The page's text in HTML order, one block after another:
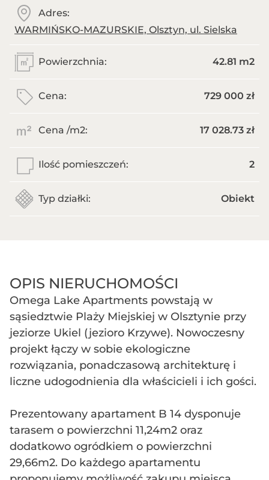
Adres:
WARMIŃSKO-MAZURSKIE, Olsztyn, ul. Sielska
Powierzchnia: 42.81 m2
Cena: 729 000 zł
Cena /m2: 17 028.73 zł
Ilość pomieszczeń: 2
Typ działki: Obiekt
OPIS NIERUCHOMOŚCI
Omega Lake Apartments powstają w
sąsiedztwie Plaży Miejskiej w Olsztynie przy
jeziorze Ukiel (jezioro Krzywe). Nowoczesny
projekt łączy w sobie ekologiczne
rozwiązania, ponadczasową architekturę i
liczne udogodnienia dla właścicieli i ich gości.
Prezentowany apartament B 14 dysponuje
tarasem o powierzchni 11,24m2 oraz
dodatkowo ogródkiem o powierzchni
29,66m2. Do każdego apartamentu